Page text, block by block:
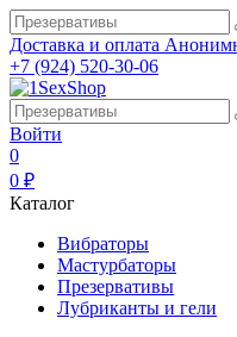
Доставка и оплата
+7 (924) 520-30-06
Войти
0
0 ₽
Каталог
Вибраторы
Мастурбаторы
Презервативы
Лубриканты и гели